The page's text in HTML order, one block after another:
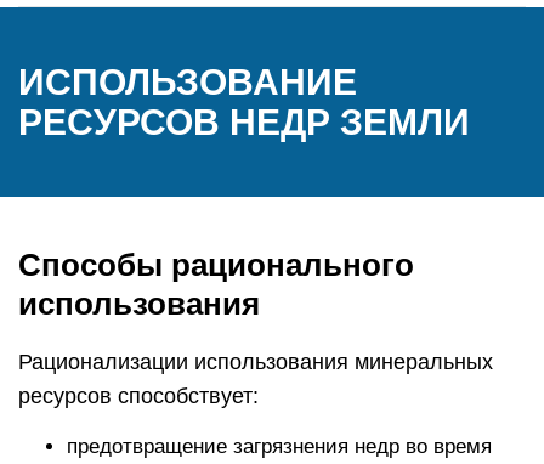
ИСПОЛЬЗОВАНИЕ
РЕСУРСОВ НЕДР ЗЕМЛИ
Способы рационального
использования
Рационализации использования минеральных
ресурсов способствует:
предотвращение загрязнения недр во время